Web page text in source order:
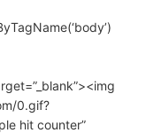
0.gif?
hit counter”